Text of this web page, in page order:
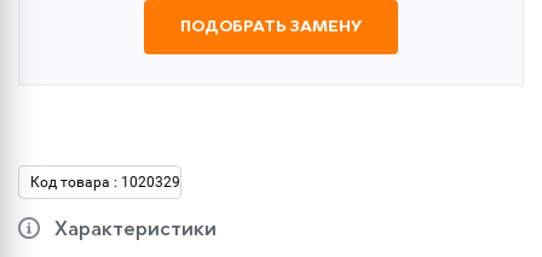
ПОДОБРАТЬ ЗАМЕНУ
Код товара : 1020329
Характеристики